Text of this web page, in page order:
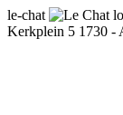
le-chat
Kerkplein 5 1730 -